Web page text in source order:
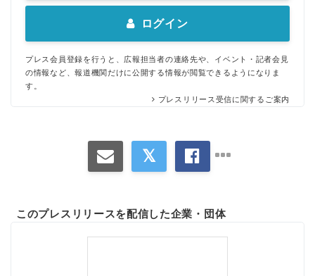
ログイン
プレス会員登録を行うと、広報担当者の連絡先や、イベント・記者会見
の情報など、報道機関だけに公開する情報が閲覧できるようになりま
す。
プレスリリース受信に関するご案内
このプレスリリースを配信した企業・団体